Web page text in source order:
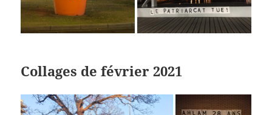
Collages de février 2021